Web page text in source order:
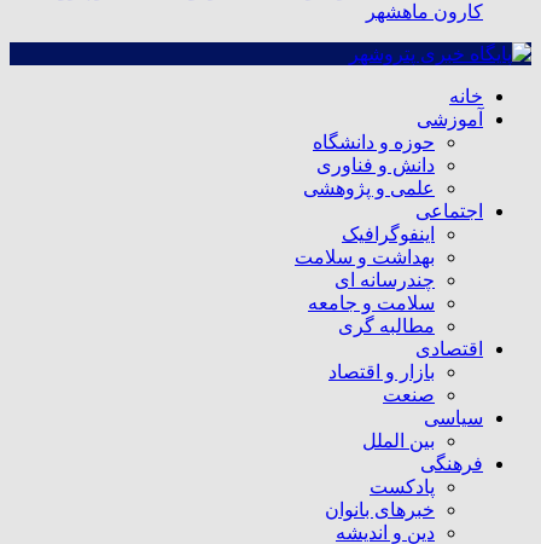
کارون ماهشهر
خانه
آموزشی
حوزه و دانشگاه
دانش و فناوری
علمی و پژوهشی
اجتماعی
اینفوگرافیک
بهداشت و سلامت
چندرسانه ای
سلامت و جامعه
مطالبه گری
اقتصادی
بازار و اقتصاد
صنعت
سیاسی
بین الملل
فرهنگی
پادکست
خبرهای بانوان
دین و اندیشه